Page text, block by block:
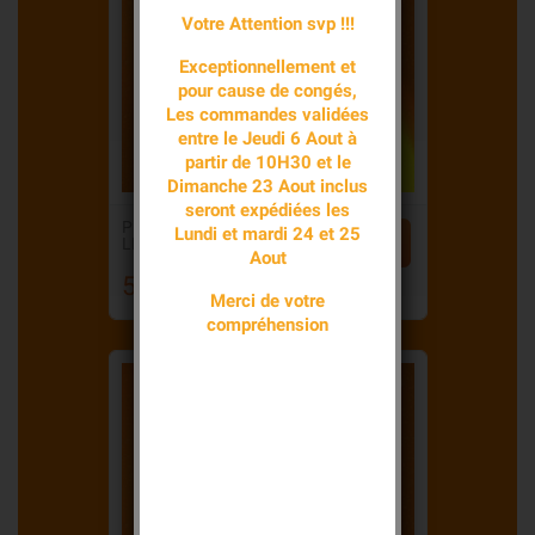
PILE ALCALINE
LR06 AA 1,5 V...

Prix
5,20 €
Votre Attention svp !!!
Exceptionnellement et
pour cause de congés,
Les commandes validées
entre le Jeudi 6 Aout à
partir de 10H30 et le
Dimanche 23 Aout inclus
seront expédiées les
Lundi et mardi 24 et 25
Aout
Merci de votre
compréhension